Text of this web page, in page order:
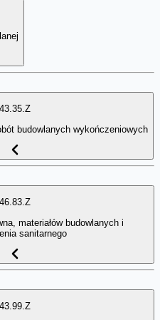
43.35.Z
budowlanych wykończeniowych
46.83.Z
materiałów budowlanych i
sanitarnego
43.99.Z